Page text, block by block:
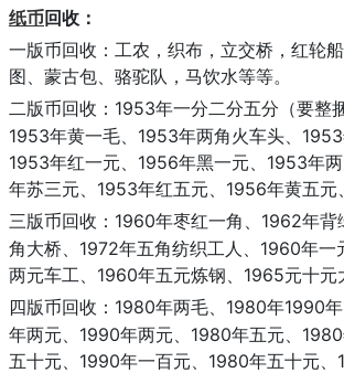
纸币回收：
一版币回收：工农，织布，立交桥，红轮
图、蒙古包、骆驼队，马饮水等等。
二版币回收： 1953年一分二分五分（要整
1953年黄一毛、1953年两角火车头、1953
1953年红一元、1956年黑一元、1953年
年苏三元、1953年红五元、1956年黄五元
三版币回收： 1960年枣红一角、1962年
角大桥、1972年五角纺织工人、1960年一
两元车工、1960年五元炼钢、1965元十元
四版币回收： 1980年两毛、1980年1990
年两元、1990年两元、1980年五元、
五十元、1990年一百元、1980年五十元